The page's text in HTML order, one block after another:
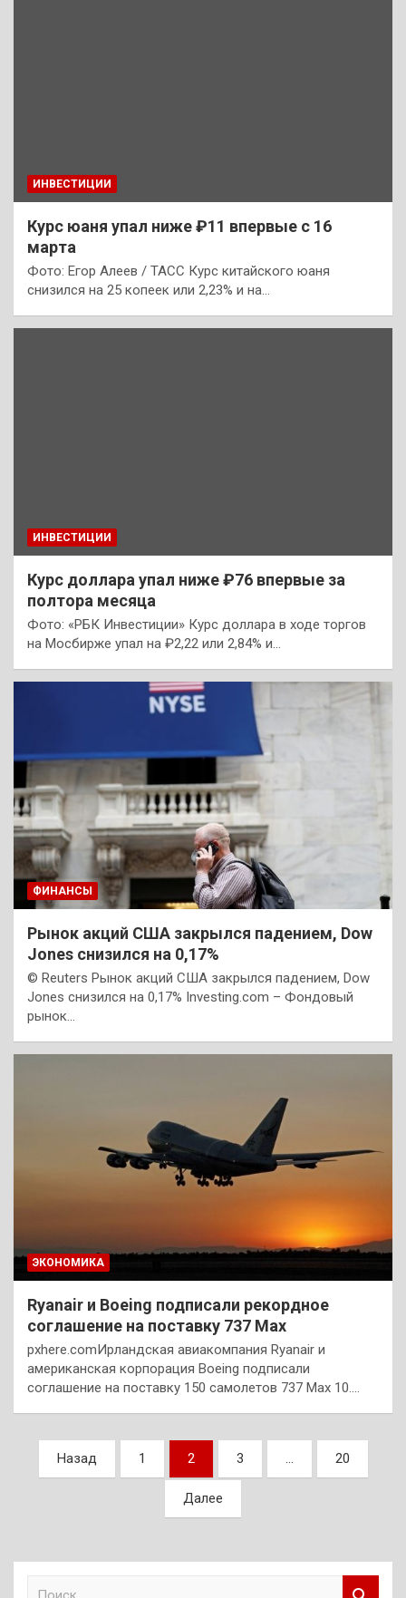
ИНВЕСТИЦИИ
Курс юаня упал ниже ₽11 впервые с 16
марта
Фото: Егор Алеев / ТАСС Курс китайского юаня
снизился на 25 копеек или 2,23% и на…
ИНВЕСТИЦИИ
Курс доллара упал ниже ₽76 впервые за
полтора месяца
Фото: «РБК Инвестиции» Курс доллара в ходе торгов
на Мосбирже упал на ₽2,22 или 2,84% и…
ФИНАНСЫ
Рынок акций США закрылся падением, Dow
Jones снизился на 0,17%
© Reuters Рынок акций США закрылся падением, Dow
Jones снизился на 0,17% Investing.com – Фондовый
рынок…
ЭКОНОМИКА
Ryanair и Boeing подписали рекордное
соглашение на поставку 737 Max
pxhere.comИрландская авиакомпания Ryanair и
американская корпорация Boeing подписали
соглашение на поставку 150 самолетов 737 Max 10.…
Пагинация
записей
Назад 1 2 3 … 20
Далее